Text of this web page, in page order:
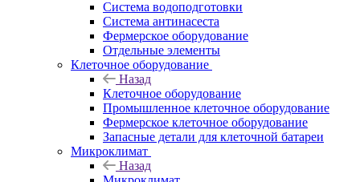
Система водоподготовки
Система антинасеста
Фермерское оборудование
Отдельные элементы
Клеточное оборудование
Назад
Клеточное оборудование
Промышленное клеточное оборудование
Фермерское клеточное оборудование
Запасные детали для клеточной батареи
Микроклимат
Назад